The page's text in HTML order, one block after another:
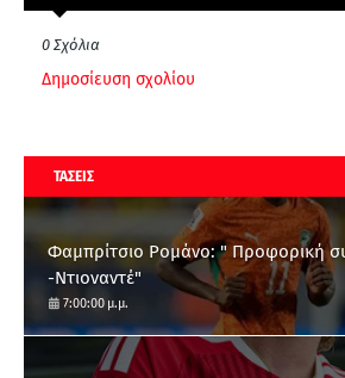
0 Σχόλια
Δημοσίευση σχολίου
ΤΑΣΕΙΣ
Φαμπρίτσιο Ρομάνο: " Προφορική
-Ντιοναντέ"
7:00:00 μ.μ.